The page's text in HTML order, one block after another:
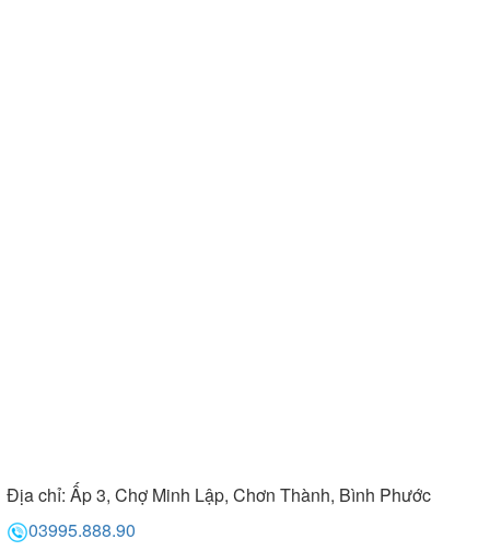
Địa chỉ: Ấp 3, Chợ Minh Lập, Chơn Thành, Bình Phước
03995.888.90